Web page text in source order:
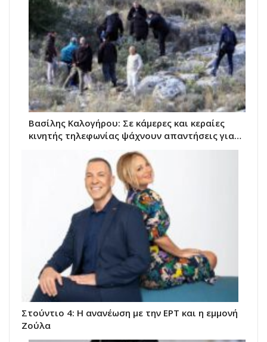
Βασίλης Καλογήρου: Σε κάμερες και κεραίες
κινητής τηλεφωνίας ψάχνουν απαντήσεις για…
Στούντιο 4: Η ανανέωση με την ΕΡΤ και η εμμονή
Ζούλα